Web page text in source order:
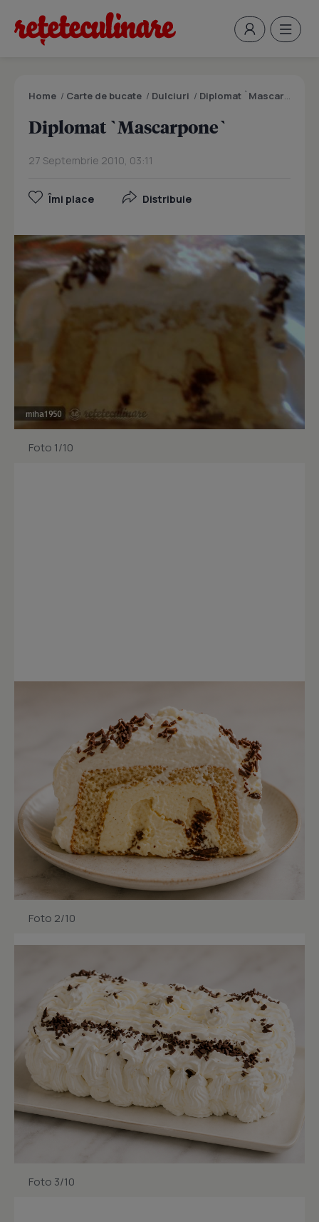
Home / Carte de bucate / Dulciuri / Diplomat `Mascarpone`
Diplomat `Mascarpone`
27 Septembrie 2010, 03:11
Îmi place Distribuie
Foto 1/10
Foto 2/10
Foto 3/10